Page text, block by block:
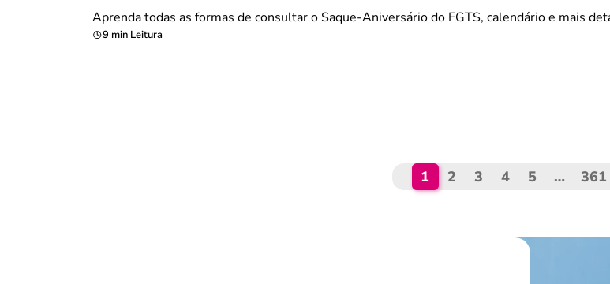
Aprenda todas as formas de consultar o Saque-Aniversário do FGTS, calendário e mais
9 min Leitura
1 2 3 4 5 … 361